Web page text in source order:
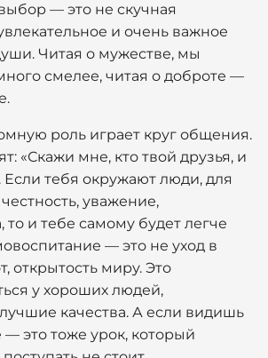
— это не скучная
и очень важное
Читая о мужестве, мы
смелее, читая о доброте —
роль играет круг общения.
«Скажи мне, кто твой друзья, и
Если тебя окружают люди, для
уважение,
то и тебе самому будет легче
— это не уход в
открытость миру. Это
у хороших людей,
качества. А если видишь
— это тоже урок, который